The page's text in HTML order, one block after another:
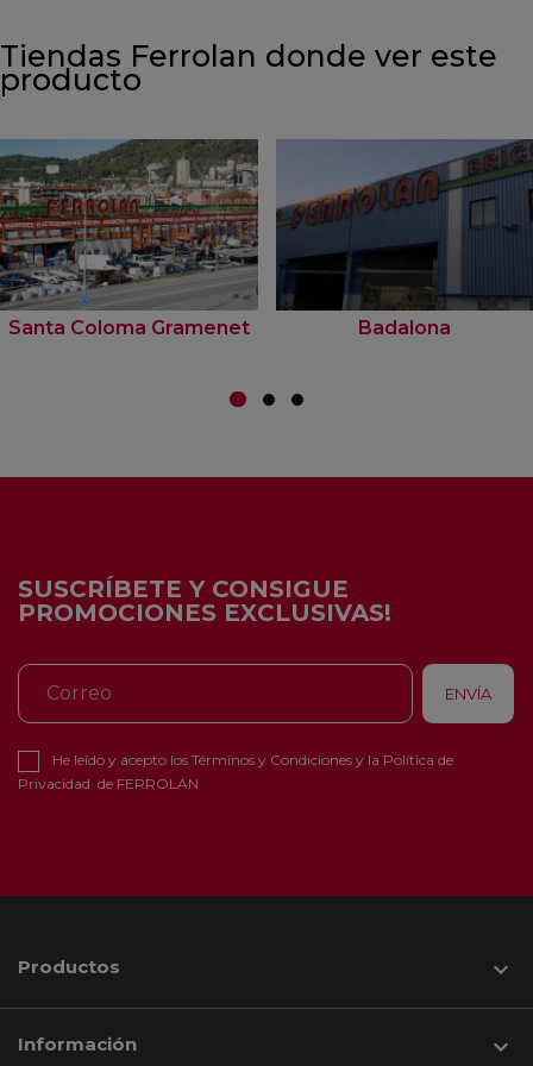
Tiendas Ferrolan donde ver este
producto
Santa Coloma Gramenet Badalona
SUSCRÍBETE Y CONSIGUE
PROMOCIONES EXCLUSIVAS!
He leído y acepto los Términos y Condiciones y la Política de
Privacidad de FERROLAN
Productos 
Información 